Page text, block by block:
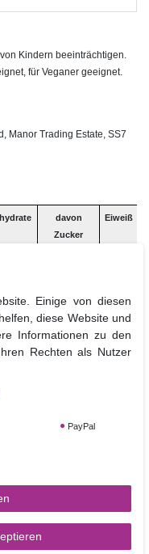
Kindern beeinträchtigen.
für Veganer geeignet.
Manor Trading Estate, SS7
davon
Zucker
Eiweiß
Einige von diesen
diese Website und
Informationen zu den
Rechten als Nutzer
PayPal